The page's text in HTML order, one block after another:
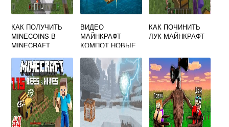
КАК ПОЛУЧИТЬ
MINECOINS В
MINECRAFT
ВИДЕО
МАЙНКРАФТ
КОМПОТ НОВЫЕ
КАК ПОЧИНИТЬ
ЛУК МАЙНКРАФТ